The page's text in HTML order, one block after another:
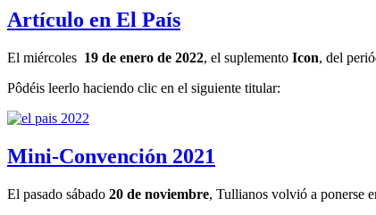
Artículo en El País
El miércoles 19 de enero de 2022, el suplemento Icon, del
Pôdéis leerlo haciendo clic en el siguiente titular:
Mini-Convención 2021
El pasado sábado 20 de noviembre, Tullianos volvió a ponerse